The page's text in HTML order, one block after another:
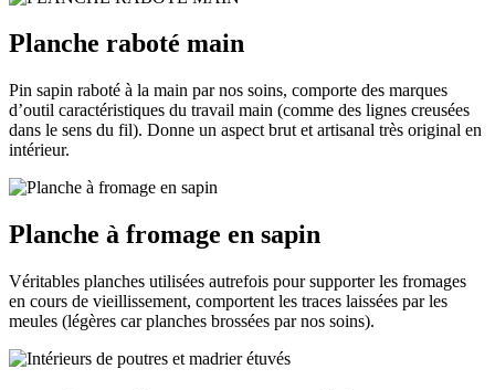
Planche raboté main
Pin sapin raboté à la main par nos soins, comporte des marques
d’outil caractéristiques du travail main (comme des lignes creusées
dans le sens du fil). Donne un aspect brut et artisanal très original en
intérieur.
Planche à fromage en sapin
Véritables planches utilisées autrefois pour supporter les fromages
en cours de vieillissement, comportent les traces laissées par les
meules (légères car planches brossées par nos soins).